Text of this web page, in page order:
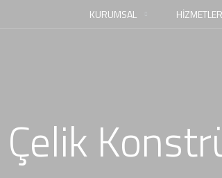
KURUMSAL HİZMETLER
Çelik